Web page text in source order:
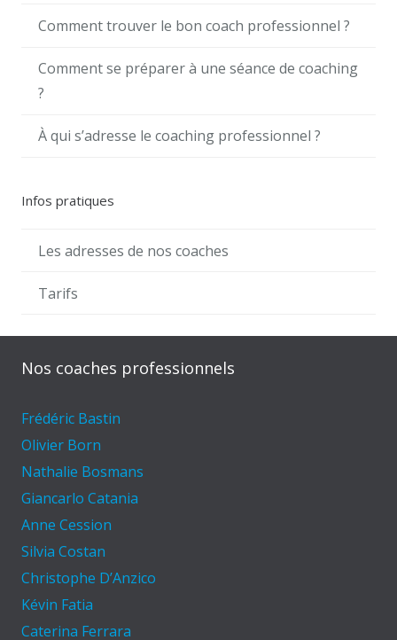
Comment trouver le bon coach professionnel ?
Comment se préparer à une séance de coaching
?
À qui s’adresse le coaching professionnel ?
Infos pratiques
Les adresses de nos coaches
Tarifs
Nos coaches professionnels
Frédéric Bastin
Olivier Born
Nathalie Bosmans
Giancarlo Catania
Anne Cession
Silvia Costan
Christophe D’Anzico
Kévin Fatia
Caterina Ferrara